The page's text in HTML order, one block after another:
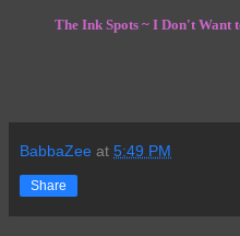
The Ink Spots ~ I Don't Want
BabbaZee at 5:49 PM
Share